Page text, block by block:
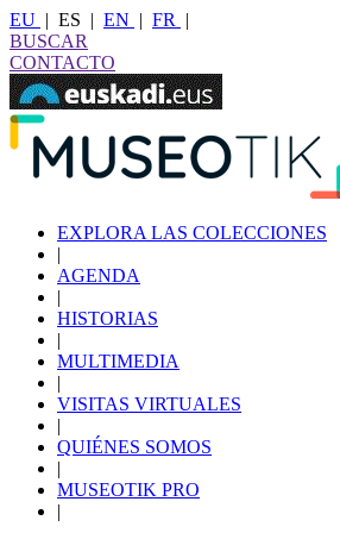
EU | ES | EN | FR
|
BUSCAR
CONTACTO
EXPLORA LAS COLECCIONES
|
AGENDA
|
HISTORIAS
|
MULTIMEDIA
|
VISITAS VIRTUALES
|
QUIÉNES SOMOS
|
MUSEOTIK PRO
|